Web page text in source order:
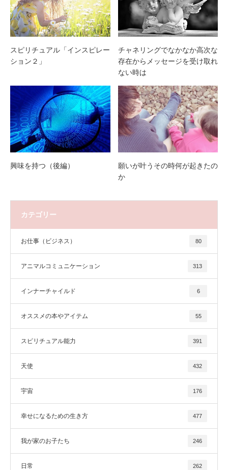
スピリチュアル「インスピレー
ション２」
チャネリングでなかなか高次な
存在からメッセージを受け取れ
ない時は
興味を持つ（後編）
願いが叶うその時何が起きたの
か
カテゴリー
お仕事（ビジネス） 80
アニマルコミュニケーション 313
インナーチャイルド 6
オススメの本やアイテム 55
スピリチュアル能力 391
天使 432
宇宙 176
幸せになるための生き方 477
我が家のお子たち 246
日常 262